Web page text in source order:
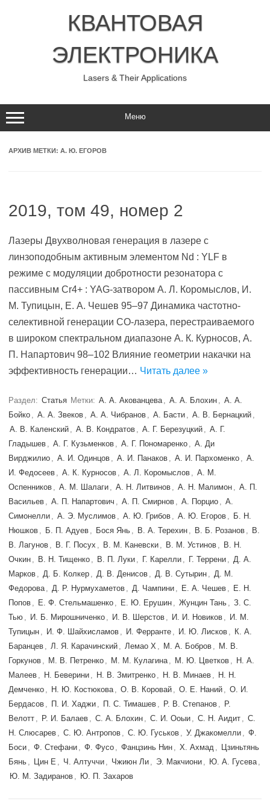
КВАНТОВАЯ
ЭЛЕКТРОНИКА
Lasers & Their Applications
Меню
АРХИВ МЕТКИ: А. Ю. ЕГОРОВ
2019, том 49, номер 2
Лазеры Двухволновая генерация в лазере с
линзоподобным активным элементом Nd : YLF в
режиме с модуляции добротности резонатора с
паcсивным Cr4+ : YAG-затвором А. Л. Коромыслов, И.
М. Тупицын, Е. А. Чешев 95–97 Динамика частотно-
селективной генерации СО-лазера, перестраиваемого
в широком спектральном диапазоне А. К. Курносов, А.
П. Напартович 98–102 Влияние геометрии накачки на
эффективность генерации… Читать далее »
Раздел: Статья Метки: А. А. Акованцева , А. А. Блохин , А. А.
Бойко , А. А. Звеков , А. А. Чибранов , А. Басти , А. В. Бернацкий ,
А. В. Каленский , А. В. Кондратов , А. Г. Березуцкий , А. Г.
Гладышев , А. Г. Кузьменков , А. Г. Пономаренко , А. Ди
Вирджилио , А. И. Одинцов , А. И. Панаков , А. И. Пархоменко , А.
И. Федосеев , А. К. Курносов , А. Л. Коромыслов , А. М.
Оспенников , А. М. Шалаги , А. Н. Литвинов , А. Н. Малимон , А. П.
Васильев , А. П. Напартович , А. П. Смирнов , А. Порцио , А.
Симонелли , А. Э. Муслимов , А. Ю. Грибов , А. Ю. Егоров , Б. Н.
Нюшков , Б. П. Адуев , Бося Янь , В. А. Терехин , В. Б. Розанов , В.
В. Лагунов , В. Г. Посух , В. М. Каневски , В. М. Устинов , В. Н.
Очкин , В. Н. Тищенко , В. П. Луки , Г. Карелли , Г. Террени , Д. А.
Марков , Д. Б. Колкер , Д. В. Денисов , Д. В. Сутырин , Д. М.
Федорова , Д. Р. Нурмухаметов , Д. Чампини , Е. А. Чешев , Е. Н.
Попов , Е. Ф. Стельмашенко , Е. Ю. Ерушин , Жунцин Тань , З. С.
Тью , И. Б. Мирошниченко , И. В. Шерстов , И. И. Новиков , И. М.
Тупицын , И. Ф. Шайхисламов , И. Ферранте , И. Ю. Лисков , К. А.
Баранцев , Л. Я. Карачинский , Лемао Х , М. А. Бобров , М. В.
Горкунов , М. В. Петренко , М. М. Кулагина , М. Ю. Цветков , Н. А.
Малеев , Н. Беверини , Н. В. Змитренко , Н. В. Минаев , Н. Н.
Демченко , Н. Ю. Костюкова , О. В. Коровай , О. Е. Наний , О. И.
Бердасов , П. И. Хаджи , П. С. Тимашев , Р. В. Степанов , Р.
Велотт , Р. И. Балаев , С. А. Блохин , С. И. Ооыи , С. Н. Аидит , С.
Н. Слюсарев , С. Ю. Антропов , С. Ю. Гуськов , У. Джакомелли , Ф.
Боси , Ф. Стефани , Ф. Фусо , Фанцзинь Нин , Х. Ахмад , Цзиньтянь
Бянь , Цин Е , Ч. Алтуччи , Чжиюн Ли , Э. Макчиони , Ю. А. Гусева ,
Ю. М. Задиранов , Ю. П. Захаров